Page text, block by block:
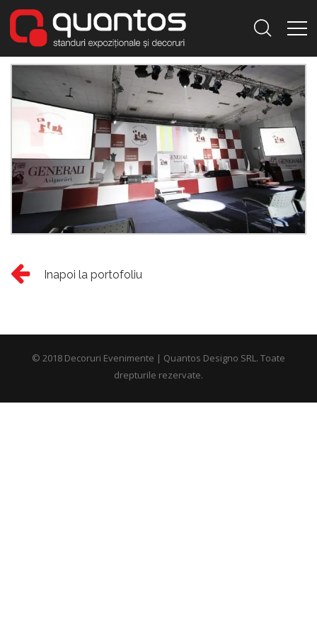
Inapoi la portofoliu
© 2018 Decoruri Evenimente | Quantos Designo SRL. Toate
drepturile rezervate.